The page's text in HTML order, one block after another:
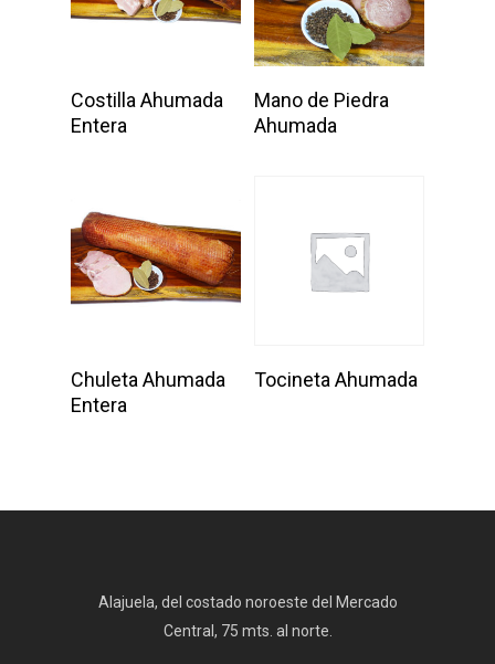
Add To Cart
Costilla Ahumada
Entera
Add To Cart
Mano de Piedra
Ahumada
Add To Cart
Chuleta Ahumada
Entera
Add To Cart
Tocineta Ahumada
Alajuela, del costado noroeste del Mercado
Central, 75 mts. al norte.
(506) 2441-0186
Alajuela | Costa Rica